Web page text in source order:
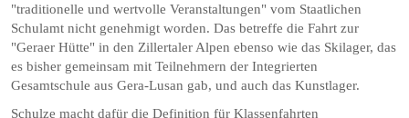
"traditionelle und wertvolle Veranstaltungen" vom Staatlichen
Schulamt nicht genehmigt worden. Das betreffe die Fahrt zur
"Geraer Hütte" in den Zillertaler Alpen ebenso wie das Skilager, das
es bisher gemeinsam mit Teilnehmern der Integrierten
Gesamtschule aus Gera-Lusan gab, und auch das Kunstlager.
Schulze macht dafür die Definition für Klassenfahrten